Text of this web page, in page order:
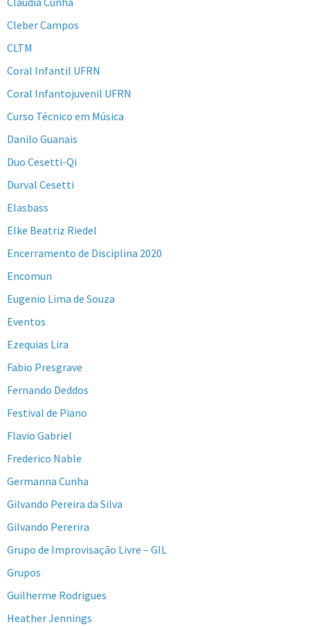
Cleber Campos
CLTM
Coral Infantil UFRN
Coral Infantojuvenil UFRN
Curso Técnico em Música
Danilo Guanais
Duo Cesetti-Qi
Durval Cesetti
Elasbass
Elke Beatriz Riedel
Encerramento de Disciplina 2020
Encomun
Eugenio Lima de Souza
Eventos
Ezequias Lira
Fabio Presgrave
Fernando Deddos
Festival de Piano
Flavio Gabriel
Frederico Nable
Germanna Cunha
Gilvando Pereira da Silva
Gilvando Pererira
Grupo de Improvisação Livre – GIL
Grupos
Guilherme Rodrigues
Heather Jennings